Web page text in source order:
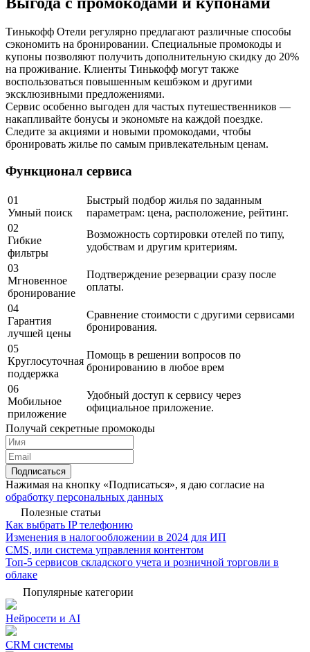
Тинькофф Отели регулярно предлагают различные способы
сэкономить на бронировании. Специальные промокоды и
купоны позволяют получить дополнительную скидку до 20%
на проживание. Клиенты Тинькофф могут также
воспользоваться повышенным кешбэком и другими
эксклюзивными предложениями.
Сервис особенно выгоден для частых путешественников —
накапливайте бонусы и экономьте на каждой поездке.
Следите за акциями и новыми промокодами, чтобы
бронировать жилье по самым привлекательным ценам.
Функционал сервиса
01
Умный поиск
Быстрый подбор жилья по заданным
параметрам: цена, расположение, рейтинг.
02
Гибкие
фильтры
Возможность сортировки отелей по типу,
удобствам и другим критериям.
03
Мгновенное
бронирование
Подтверждение резервации сразу после
оплаты.
04
Гарантия
лучшей цены
Сравнение стоимости с другими сервисами
бронирования.
05
Круглосуточная
поддержка
Помощь в решении вопросов по
бронированию в любое врем
06
Мобильное
приложение
Удобный доступ к сервису через
официальное приложение.
Получай секретные промокоды
Подписаться
Нажимая на кнопку «Подписаться», я даю согласие на
обработку персональных данных
Полезные статьи
Как выбрать IP телефонию
Изменения в налогообложении в 2024 для ИП
CMS, или система управления контентом
Топ-5 сервисов складского учета и розничной торговли в
облаке
Популярные категории
Нейросети и AI
CRM системы